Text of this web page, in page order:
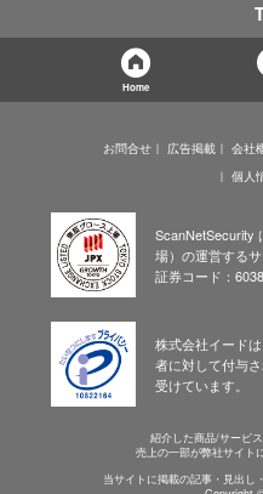
Home
お問合せ 広告掲載 会社
個人
ScanNetSecurity
場）の運営するサ
証券コード：6038
株式会社イード
者に対して付与
受けています。
紹介した商品/サービ
売上の一部が弊社サイト
当サイトに掲載の記事・見出し